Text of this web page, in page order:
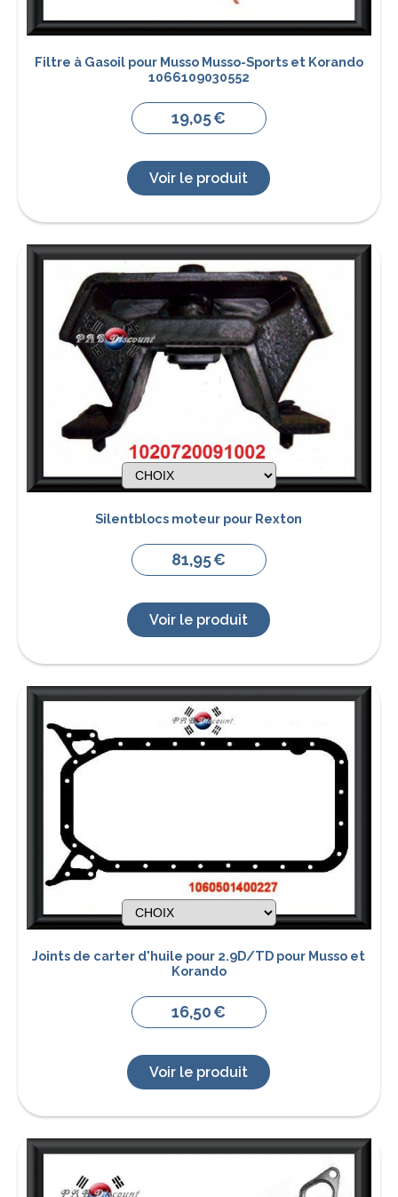
Filtre à Gasoil pour Musso Musso-Sports et Korando
1066109030552
19,05€
Voir le produit
Silentblocs moteur pour Rexton
81,95€
Voir le produit
Joints de carter d'huile pour 2.9D/TD pour Musso et
Korando
16,50€
Voir le produit